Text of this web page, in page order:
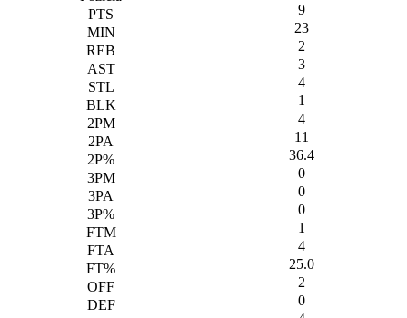
9
23
2
3
4
1
4
11
36.4
0
0
0
1
4
25.0
2
0